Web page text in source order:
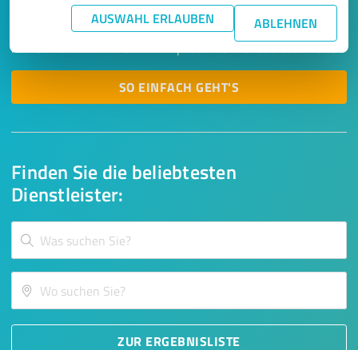
AUSWAHL ERLAUBEN ABLEHNEN
Finden Sie die beliebtesten
Dienstleister:
ZUR ERGEBNISLISTE
Lassen Sie sich einfach von passenden Experten in Ihrer
Nähe kontaktieren! Wir leiten Ihr Anliegen aus einem
kurzen Formular an bis zu 20 passende Dienstleister weiter.
SO EINFACH GEHT'S